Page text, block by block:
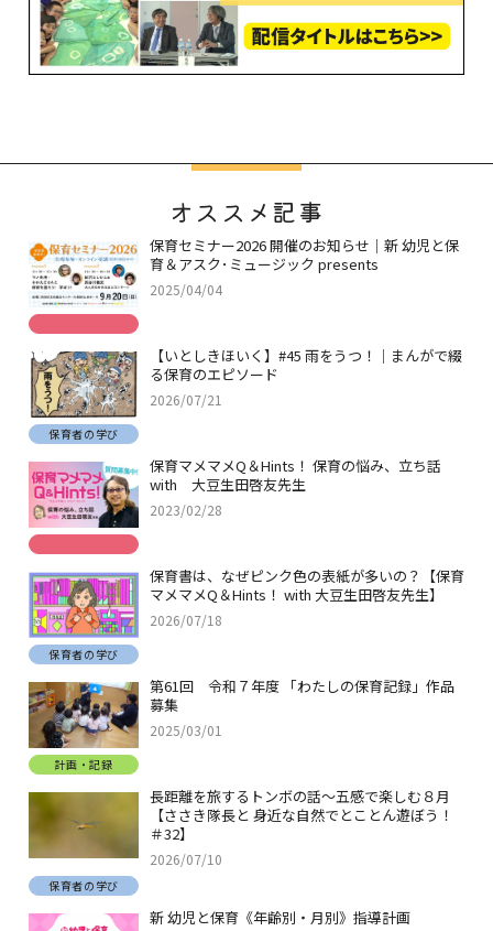
オススメ記事
保育セミナー2026 開催のお知らせ｜新 幼児と保
育＆アスク･ミュージック presents
2025/04/04
【いとしきほいく】#45 雨をうつ！｜まんがで綴
る保育のエピソード
2026/07/21
保育者の学び
保育マメマメQ＆Hints！ 保育の悩み、立ち話
with 大豆生田啓友先生
2023/02/28
保育書は、なぜピンク色の表紙が多いの？【保育
マメマメQ＆Hints！ with 大豆生田啓友先生】
2026/07/18
保育者の学び
第61回 令和７年度 「わたしの保育記録」作品
募集
2025/03/01
計画・記録
長距離を旅するトンボの話～五感で楽しむ８月
【ささき隊長と 身近な自然でとことん遊ぼう！
＃32】
2026/07/10
保育者の学び
新 幼児と保育《年齢別・月別》指導計画